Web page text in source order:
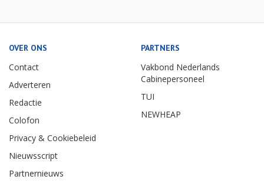
OVER ONS
Contact
Adverteren
Redactie
Colofon
Privacy & Cookiebeleid
Nieuwsscript
Partnernieuws
PARTNERS
Vakbond Nederlands
Cabinepersoneel
TUI
NEWHEAP